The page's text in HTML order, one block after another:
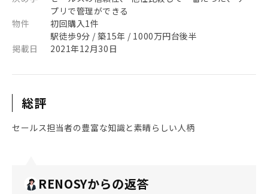
プリで管理ができる
物件
初回購入1件
駅徒歩9分 / 築15年 / 1000万円台後半
掲載日
2021年12月30日
総評
セールス担当者の豊富な知識と素晴らしい人柄
RENOSYからの返答